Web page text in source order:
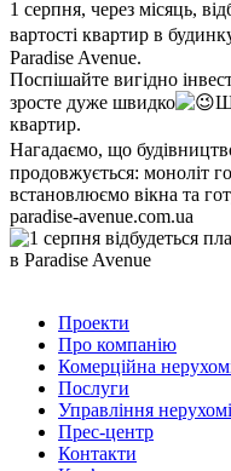
1 серпня, через місяць,
вартості квартир в
Paradise Avenue.
Поспішайте вигідно
зросте дуже швидко
квартир.
Нагадаємо, що
продовжується: моноліт
встановлюємо вікна та
paradise-avenue.com.ua
Проекти
Про компанію
Комерційна
Послуги
Управління
Прес-центр
Контакти